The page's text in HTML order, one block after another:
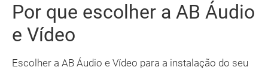
Por que escolher a AB Áudio
e Vídeo
Escolher a AB Áudio e Vídeo para a instalação do seu